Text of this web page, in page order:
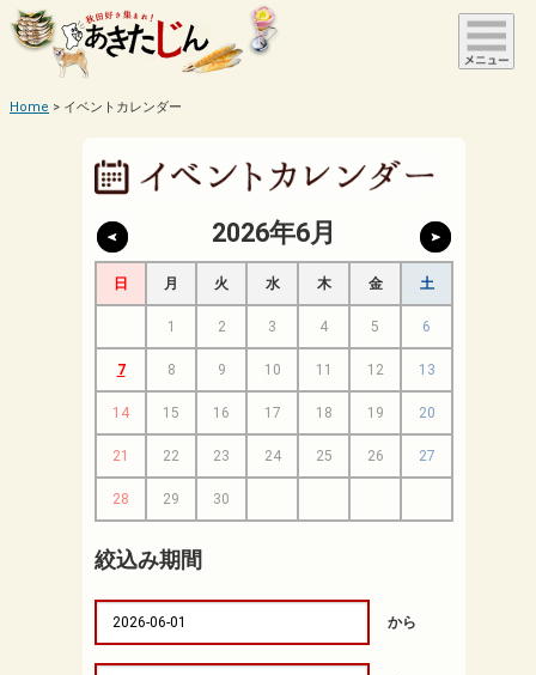
Home イベントカレンダー
2026年6月
日 月 火 水 木 金 土
1 2 3 4 5 6
7 8 9 10 11 12 13
14 15 16 17 18 19 20
21 22 23 24 25 26 27
28 29 30
絞込み期間
から